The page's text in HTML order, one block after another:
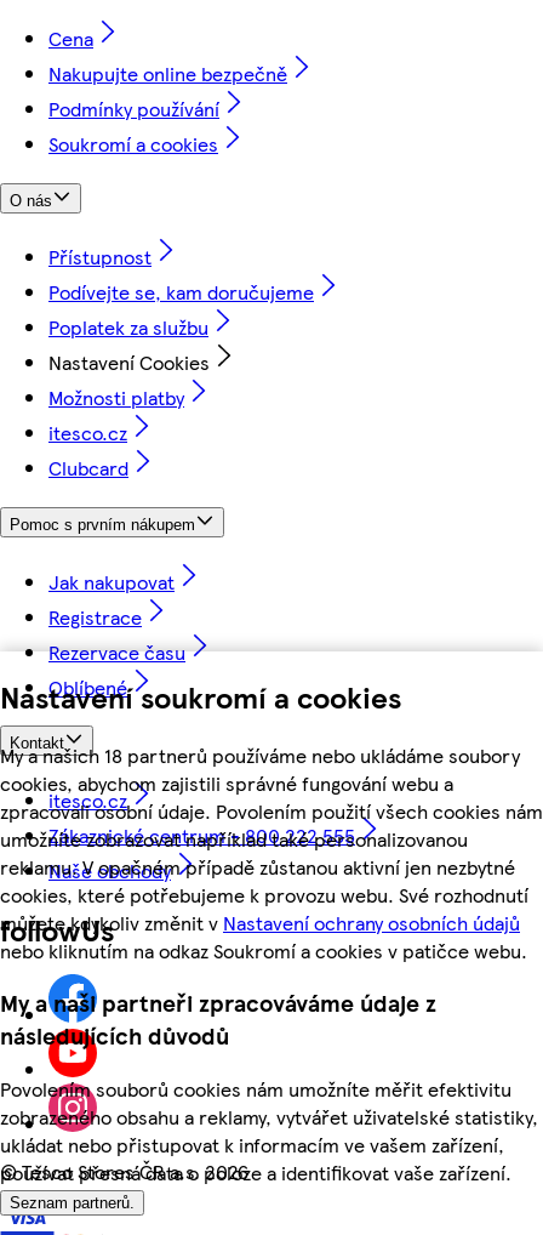
Nastavení soukromí a cookies
My a našich 18 partnerů používáme nebo ukládáme soubory
cookies, abychom zajistili správné fungování webu a
zpracovali osobní údaje. Povolením použití všech cookies nám
umožníte zobrazovat například také personalizovanou
reklamu. V opačném případě zůstanou aktivní jen nezbytné
cookies, které potřebujeme k provozu webu. Své rozhodnutí
můžete kdykoliv změnit v Nastavení ochrany osobních údajů
nebo kliknutím na odkaz Soukromí a cookies v patičce webu.
My a naši partneři zpracováváme údaje z
následujících důvodů
Povolením souborů cookies nám umožníte měřit efektivitu
zobrazeného obsahu a reklamy, vytvářet uživatelské statistiky,
ukládat nebo přistupovat k informacím ve vašem zařízení,
používat přesná data o poloze a identifikovat vaše zařízení.
Seznam partnerů.
Cena
Nakupujte online bezpečně
Podmínky používání
Soukromí a cookies
O nás
Přístupnost
Podívejte se, kam doručujeme
Poplatek za službu
Nastavení Cookies
Možnosti platby
itesco.cz
Clubcard
Pomoc s prvním nákupem
Jak nakupovat
Registrace
Rezervace času
Oblíbené
Kontakt
itesco.cz
Zákaznické centrum - 800 222 555
Naše obchody
followUs
©Tesco Stores ČR a.s. 2026